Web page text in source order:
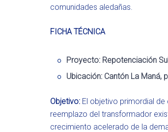
comunidades aledañas.
FICHA TÉCNICA
Proyecto:Repotenciación
Ubicación:Cantón La Maná,
Objetivo: El objetivo primordial
reemplazo del transformador
crecimiento acelerado de la